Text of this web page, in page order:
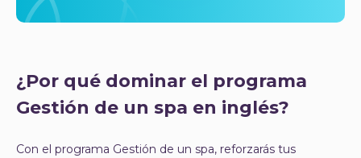
¿Por qué dominar el programa
Gestión de un spa en inglés?
Con el programa Gestión de un spa, reforzarás tus